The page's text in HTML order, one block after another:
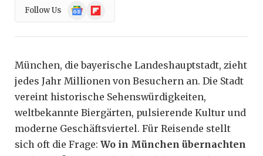
Follow Us
Google
News
Flipboard
München, die bayerische Landeshauptstadt, zieht
jedes Jahr Millionen von Besuchern an. Die Stadt
vereint historische Sehenswürdigkeiten,
weltbekannte Biergärten, pulsierende Kultur und
moderne Geschäftsviertel. Für Reisende stellt
sich oft die Frage: Wo in München übernachten